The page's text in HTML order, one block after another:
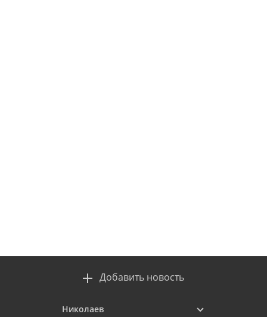
Добавить новость
Николаев